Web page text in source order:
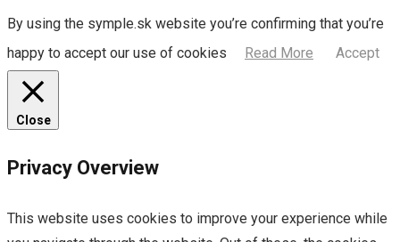
By using the symple.sk website you’re confirming that you’re
happy to accept our use of cookies
Read More Accept
Close
Privacy Overview
This website uses cookies to improve your experience while